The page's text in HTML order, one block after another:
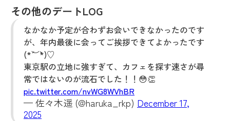
その他のデートLOG
なかなか予定が合わずお会いできなかったのです
が、年内最後に会ってご挨拶できてよかったです
(*´︶`*)♡
東京駅の立地に強すぎて、カフェを探す速さが尋
常ではないのが流石でした！！😳👏
pic.twitter.com/nvWG8WVhBR
— 佐々木遥 (@haruka_rkp) December 17,
2025